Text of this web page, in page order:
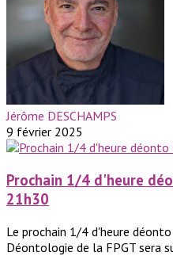
Jérôme DESCHAMPS
9 février 2025
Prochain 1/4 d'heure
21h30
Le prochain 1/4 d'heure
Déontologie de la FPGT sera